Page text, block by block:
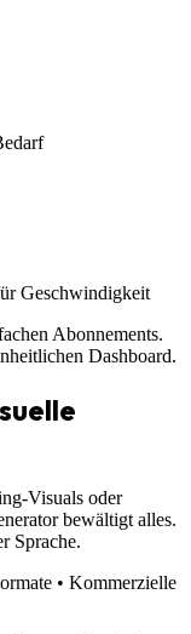
Geschwindigkeit
Abonnements.
Dashboard.
Visuals oder
bewältigt alles.
Sprache.
• Kommerzielle